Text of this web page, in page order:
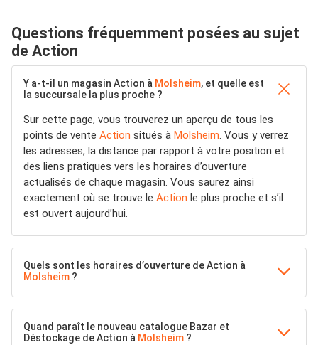
Questions fréquemment posées au sujet
de Action
Y a-t-il un magasin Action à Molsheim, et quelle est
la succursale la plus proche ?
Sur cette page, vous trouverez un aperçu de tous les
points de vente Action situés à Molsheim. Vous y verrez
les adresses, la distance par rapport à votre position et
des liens pratiques vers les horaires d’ouverture
actualisés de chaque magasin. Vous saurez ainsi
exactement où se trouve le Action le plus proche et s’il
est ouvert aujourd’hui.
Quels sont les horaires d’ouverture de Action à
Molsheim ?
Quand paraît le nouveau catalogue Bazar et
Déstockage de Action à Molsheim ?